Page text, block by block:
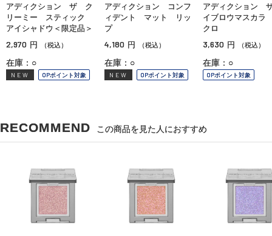
アディクション ザ ク
リーミー スティック
アイシャドウ＜限定品＞
2,970 円 （税込）
在庫：○
NEW OPポイント対象
アディクション コンフ
ィデント マット リッ
プ
4,180 円 （税込）
在庫：○
NEW OPポイント対象
アディクション
イブロウマスカ
クロ
3,630 円 （税込）
在庫：○
OPポイント対象
RECOMMEND この商品を見た人におすすめ